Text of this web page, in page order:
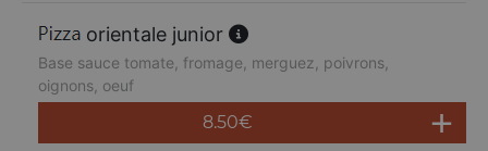
orientale junior
Base sauce tomate, fromage, merguez, poivrons,
oignons, oeuf
8.50€